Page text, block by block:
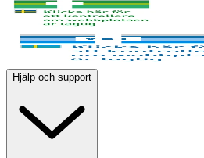
Hjälp och support